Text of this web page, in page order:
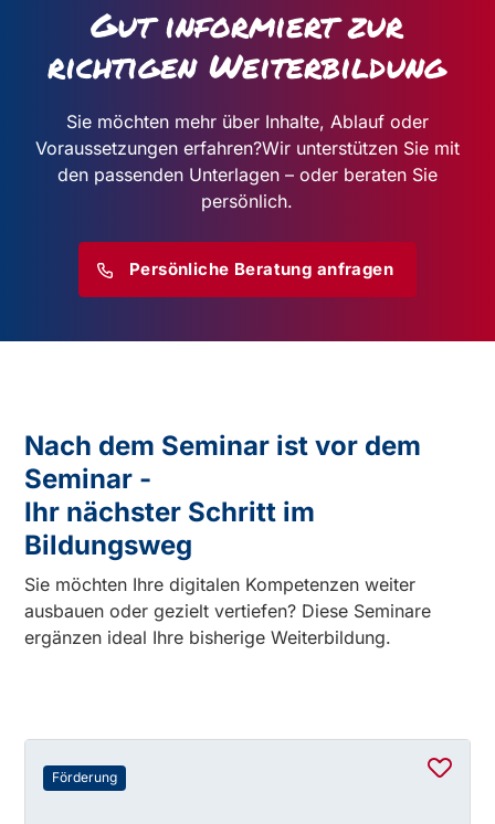
Gut informiert zur
richtigen Weiterbildung
Sie möchten mehr über Inhalte, Ablauf oder
Voraussetzungen erfahren?Wir unterstützen Sie mit
den passenden Unterlagen – oder beraten Sie
persönlich.
Persönliche Beratung anfragen
Nach dem Seminar ist vor dem
Seminar -
Ihr nächster Schritt im
Bildungsweg
Sie möchten Ihre digitalen Kompetenzen weiter
ausbauen oder gezielt vertiefen? Diese Seminare
ergänzen ideal Ihre bisherige Weiterbildung.
Förderung